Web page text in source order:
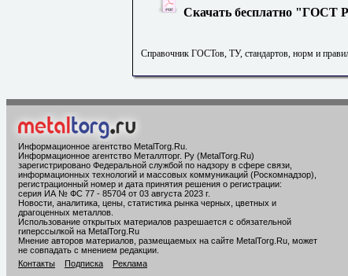
Скачать бесплатно "ГОСТ
Справочник ГОСТов, ТУ, стандартов, норм и
Информационное агентство MetalTorg.Ru
Информационное агентство Металлторг. Ру (MetalTorg.Ru)
зарегистрировано Федеральной службой по надзору в сфере связи,
информационных технологий и массовых коммуникаций (Роскомнадзор),
регистрационный номер и дата принятия решения о регистрации:
серия ИА № ФС 77 - 85704 от 03 августа 2023 г.
Новости, аналитика, цены, статистика рынка черных, цветных и
драгоценных металлов.
Использование открытых материалов разрешается с обязательной
гиперссылкой на MetalTorg.Ru
Мнение авторов материалов, размещаемых на сайте MetalTorg.Ru, может
не совпадать с мнением редакции.
Контакты
Подписка Реклама